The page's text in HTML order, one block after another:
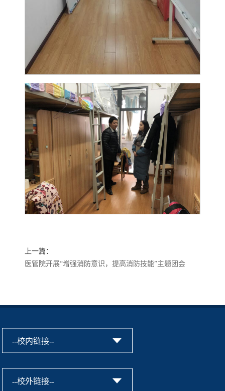
上一篇：
医管院开展“增强消防意识，提高消防技能”主题团会